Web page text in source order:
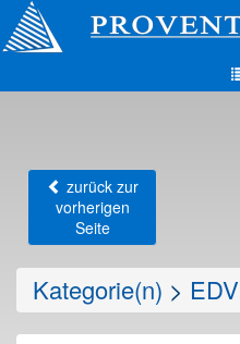
zurück zur
vorherigen
Seite
Kategorie(n) >